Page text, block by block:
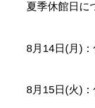
夏季休館日に
8月14日(月)：
8月15日(火)：